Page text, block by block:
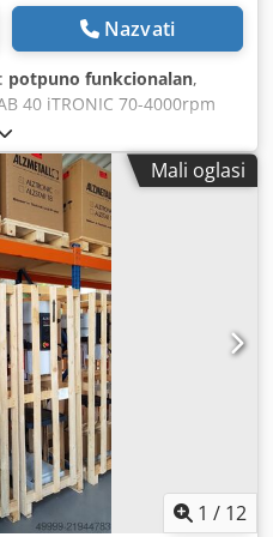
Nazvati
potpuno funkcionalan,
40 iTRONIC 70-4000rpm
bušenja čelika E335
navoja: E335 (ST 60): M 30
160 mm Projekcija: 300
vretena L RPM: 70 –
7" TFT – LCD zaslon s
za rezanje navoja
Automatska kontrola
gumba za smjer
kazaljke na satu –
prekidač Desna i lijeva
Klasa zaštite IP 54 Crjdpsy
"F" (155°) Slika
Početno
- Alzmetall opcija br.
opcija br. 20.4 Comfort
opcija br. 24
opcija br. 37.3
Mali oglasi
1 / 12